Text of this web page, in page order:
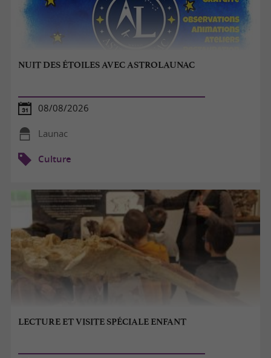
NUIT DES ÉTOILES AVEC ASTROLAUNAC
08/08/2026
Launac
Culture
LECTURE ET VISITE SPÉCIALE ENFANT